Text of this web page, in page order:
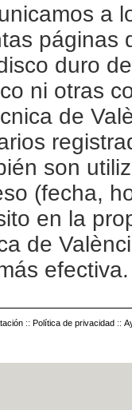
a
páginas
duro
ni otras
de
son
(fecha,
en la
de
efectiva.
:: Política de privacidad ::